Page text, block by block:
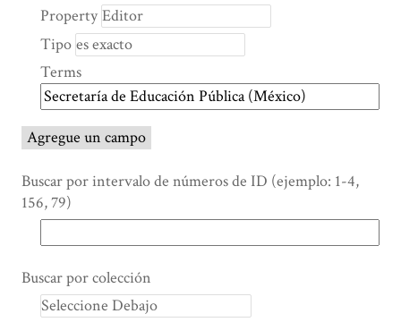
rows
"Reducir
por
campo
específico":
1
Property
Tipo
Terms
Agregue un campo
Buscar por intervalo de números de ID (ejemplo: 1-4,
156, 79)
Buscar por colección